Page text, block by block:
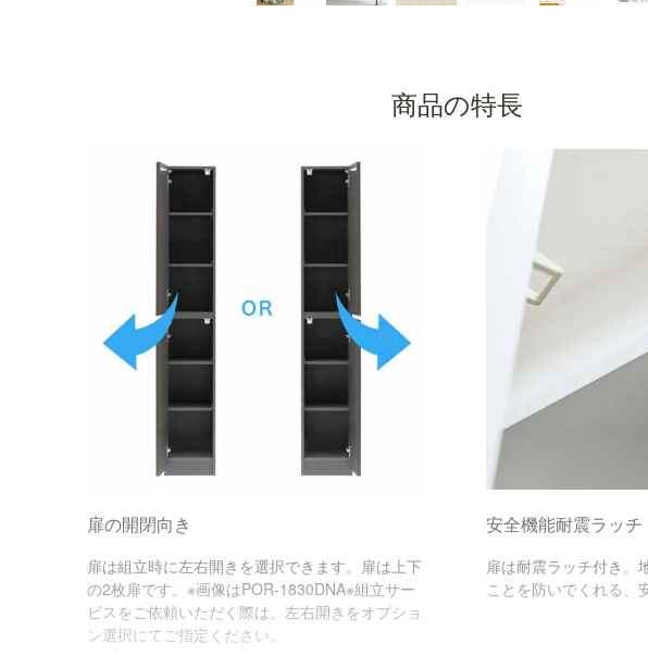
商品の特長
扉の開閉向き
扉は組立時に左右開きを選択できます。扉は上下
の2枚扉です。※画像はPOR-1830DNA※組立サー
ビスをご依頼いただく際は、左右開きをオプショ
ン選択にてご指定ください。
安全機能耐震ラッチ
扉は耐震ラッチ付き。
ことを防いでくれる、